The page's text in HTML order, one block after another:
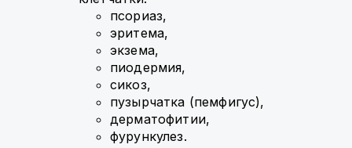
псориаз,
эритема,
экзема,
пиодермия,
сикоз,
пузырчатка (пемфигус),
дерматофитии,
фурункулез.